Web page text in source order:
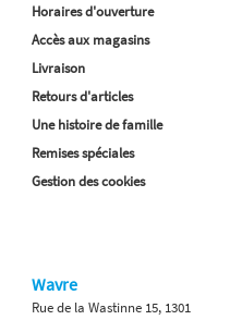
Horaires d'ouverture
Accès aux magasins
Livraison
Retours d'articles
Une histoire de famille
Remises spéciales
Gestion des cookies
Wavre
Rue de la Wastinne 15, 1301